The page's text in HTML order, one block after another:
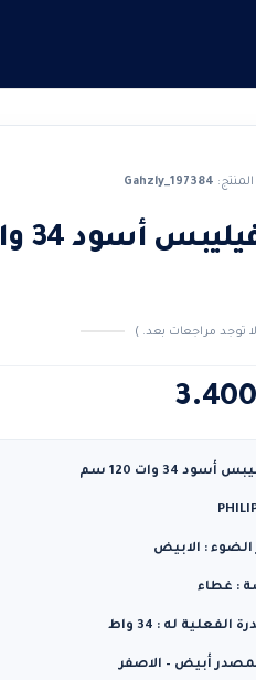
Gahzly_197384
توجد مراجعات بعد. )
34 وات 120 سم
: الابيض
: غطاء
له : 34 واط